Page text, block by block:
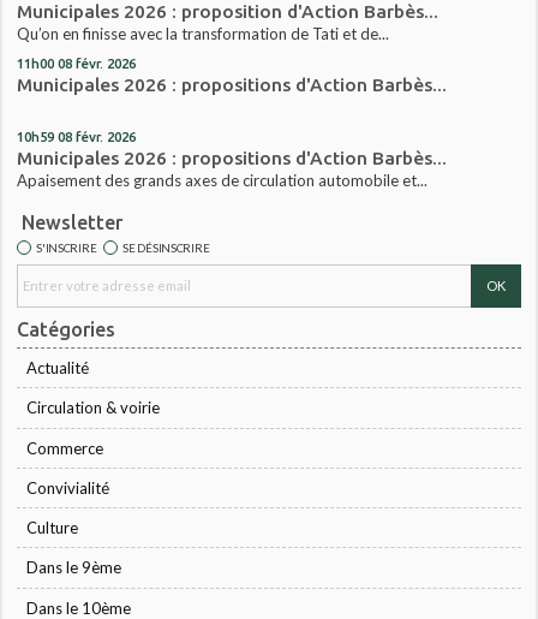
Municipales 2026 : proposition d'Action Barbès...
Qu’on en finisse avec la transformation de Tati et de...
11h00 08 févr. 2026
Municipales 2026 : propositions d'Action Barbès...
10h59 08 févr. 2026
Municipales 2026 : propositions d'Action Barbès...
Apaisement des grands axes de circulation automobile et...
Newsletter
S'INSCRIRE SE DÉSINSCRIRE
Catégories
Actualité
Circulation & voirie
Commerce
Convivialité
Culture
Dans le 9ème
Dans le 10ème